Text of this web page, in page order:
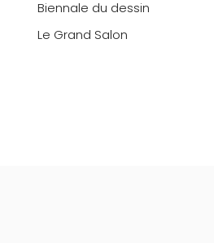
Biennale du dessin
Le Grand Salon